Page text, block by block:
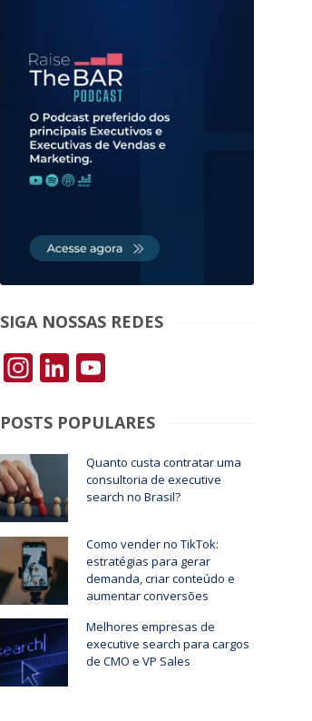
SIGA NOSSAS REDES
Instagram
LinkedIn
YouTube
POSTS POPULARES
Quanto custa contratar uma
consultoria de executive
search no Brasil?
Como vender no TikTok:
estratégias para gerar
demanda, criar conteúdo e
aumentar conversões
Melhores empresas de
executive search para cargos
de CMO e VP Sales